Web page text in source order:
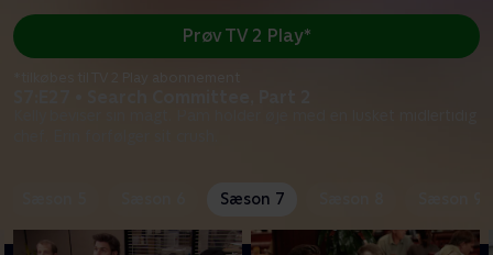
Prøv TV 2 Play*
Sæson 7